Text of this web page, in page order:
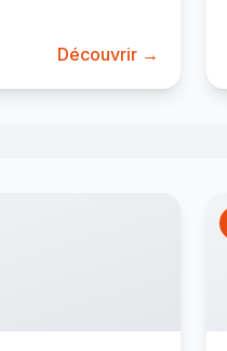
Découvrir →